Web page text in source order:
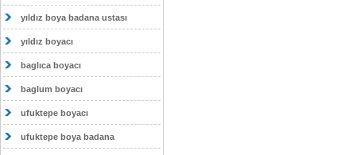
yıldız boya badana ustası
yıldız boyacı
baglıca boyacı
baglum boyacı
ufuktepe boyacı
ufuktepe boya badana